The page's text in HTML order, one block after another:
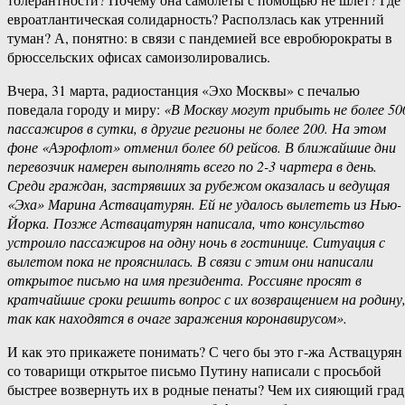
евроатлантическая солидарность? Расползлась как утренний
туман? А, понятно: в связи с пандемией все евробюрократы в
брюссельских офисах самоизолировались.
Вчера, 31 марта, радиостанция «Эхо Москвы» с печалью
поведала городу и миру: «В Москву могут прибыть не более
пассажиров в сутки, в другие регионы не более 200. На этом
фоне «Аэрофлот» отменил более 60 рейсов. В ближайшие дни
перевозчик намерен выполнять всего по 2-3 чартера в день.
Среди граждан, застрявших за рубежом оказалась и ведущая
«Эха» Марина Аствацатурян. Ей не удалось вылететь из Нью-
Йорка. Позже Аствацатурян написала, что консульство
устроило пассажиров на одну ночь в гостинице. Ситуация с
вылетом пока не прояснилась. В связи с этим они написали
открытое письмо на имя президента. Россияне просят в
кратчайшие сроки решить вопрос с их возвращением на родину,
так как находятся в очаге заражения коронавирусом».
И как это прикажете понимать? С чего бы это г-жа Аствацурян
со товарищи открытое письмо Путину написали с просьбой
быстрее возвернуть их в родные пенаты? Чем их сияющий град